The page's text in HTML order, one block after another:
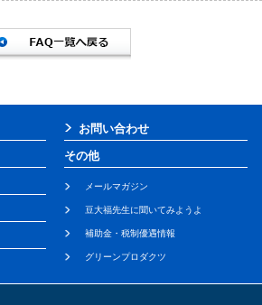
お問い合わせ
その他
メールマガジン
豆大福先生に聞いてみようよ
補助金・税制優遇情報
グリーンプロダクツ